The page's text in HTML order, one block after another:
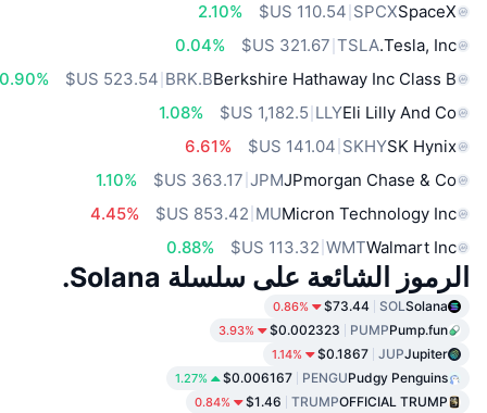
SpaceX
SPCX
2.10%
Tesla, Inc.
TSLA
0.04%
Berkshire Hathaway Inc Class B
BRK.B
Eli Lilly And Co
LLY
1.08%
SK Hynix
SKHY
6.61%
JPmorgan Chase & Co
JPM
1.10%
Micron Technology Inc
MU
4.45%
Walmart Inc
WMT
0.88%
الرموز الشائعة على سلسلة Solana.
Solana
SOL
$73.44
0.86%
Pump.fun
PUMP
$0.002323
3.93%
Jupiter
JUP
$0.1867
1.14%
Pudgy Penguins
PENGU
$0.006167
1.27%
OFFICIAL TRUMP
TRUMP
$1.46
0.84%